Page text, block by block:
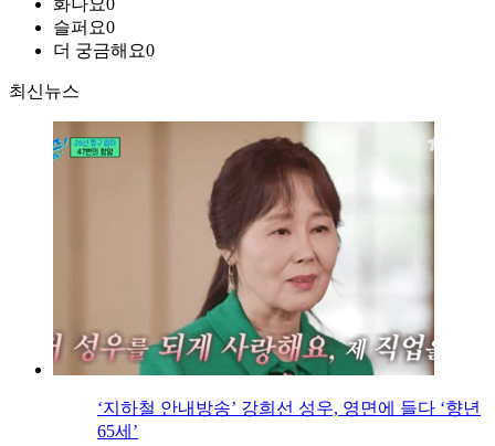
화나요0
슬퍼요0
더 궁금해요0
최신뉴스
‘지하철 안내방송’ 강희선 성우, 영면에 들다 ‘향년
65세’